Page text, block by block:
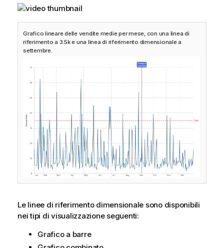
Grafico lineare delle vendite medie per mese, con una linea di
riferimento a 3.5k e una linea di riferimento dimensionale a
settembre.
Le linee di riferimento dimensionale sono disponibili
nei tipi di visualizzazione seguenti:
Grafico a barre